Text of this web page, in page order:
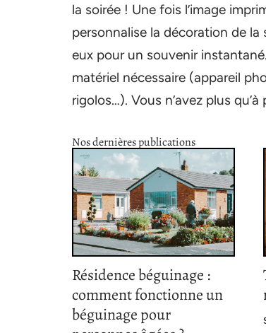
la soirée ! Une fois l’image
personnalise la décoration de
eux pour un souvenir
matériel nécessaire (appareil
rigolos…). Vous n’avez plus qu’à
Nos dernières publications
Résidence béguinage :
comment fonctionne un
béguinage pour